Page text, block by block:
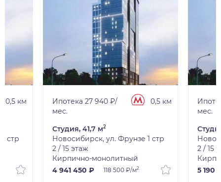
0,5 км
стр
Ипотека 27 940 ₽/
мес.
0,5 км
Студия, 41,7 м2
Новосибирск, ул. Фрунзе 1 стр
2 / 15 этаж
Кирпично-монолитный
4 941 450 ₽
118 500 ₽/м2
мес.
2 / 15
5 190